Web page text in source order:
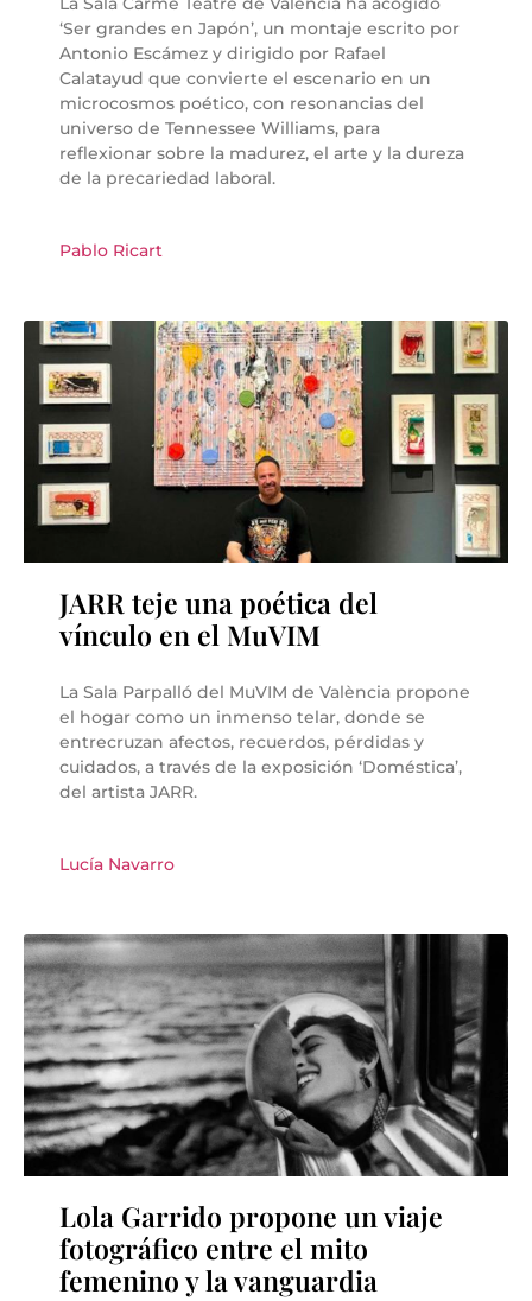
‘Ser grandes en Japón’, un montaje escrito por
Antonio Escámez y dirigido por Rafael
Calatayud que convierte el escenario en un
microcosmos poético, con resonancias del
universo de Tennessee Williams, para
reflexionar sobre la madurez, el arte y la dureza
de la precariedad laboral.
Pablo Ricart
JARR teje una poética del
vínculo en el MuVIM
La Sala Parpalló del MuVIM de València propone
el hogar como un inmenso telar, donde se
entrecruzan afectos, recuerdos, pérdidas y
cuidados, a través de la exposición ‘Doméstica’,
del artista JARR.
Lucía Navarro
Lola Garrido propone un viaje
fotográfico entre el mito
femenino y la vanguardia